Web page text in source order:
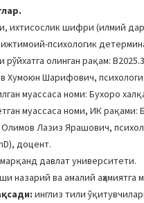
ихтисослик шифри (илмий
психологик
олинган рақам:
Хумоюн Шарифович,
муассаса номи: Бухоро
муассаса номи, ИК рақами:
Лазиз Ярашович,
доцент.
давлат университети.
назарий ва амалий аҳамиятга
инглиз тили